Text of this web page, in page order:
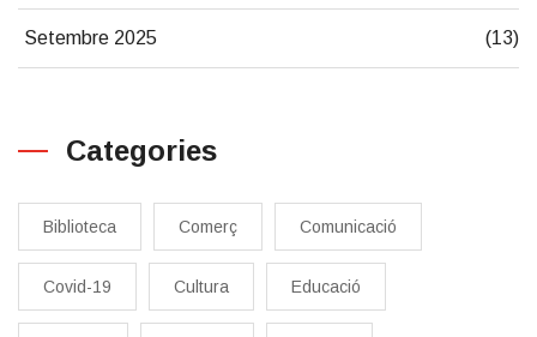
Setembre 2025 (13)
Categories
Biblioteca Comerç Comunicació
Covid-19 Cultura Educació